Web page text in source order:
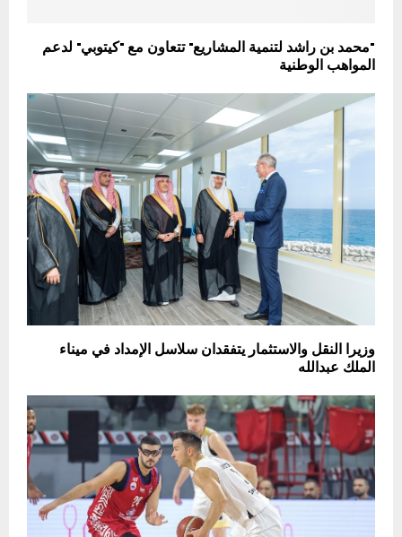
"محمد بن راشد لتنمية المشاريع" تتعاون مع "كيتوبي" لدعم
المواهب الوطنية
وزيرا النقل والاستثمار يتفقدان سلاسل الإمداد في ميناء
الملك عبدالله